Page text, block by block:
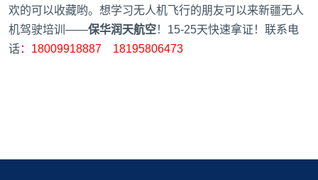
欢的可以收藏哟。想学习无人机飞行的朋友可以来新疆无人
机驾驶培训 ——保华润天航空！15-25天快速拿证！联系电
话：18009918887 18195806473